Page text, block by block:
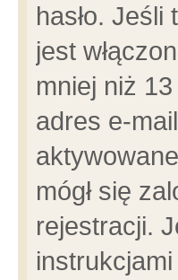
hasło.
jest
mniej niż
adres e-
mógł się
rejestracji.